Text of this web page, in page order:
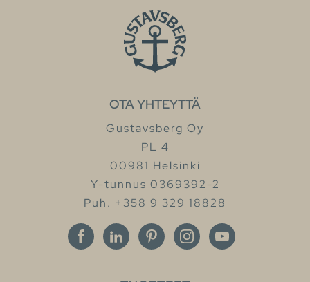
OTA YHTEYTTÄ
Gustavsberg Oy
PL 4
00981 Helsinki
Y-tunnus 0369392-2
Puh. +358 9 329 18828